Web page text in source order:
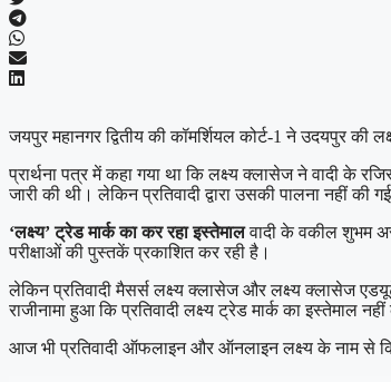
जयपुर महानगर द्वितीय की कॉमर्शियल कोर्ट-1 ने उदयपुर
प्रार्थना पत्र में कहा गया था कि लक्ष्य क्लासेज ने वादी के
जारी की थी। लेकिन प्रतिवादी द्वारा उसकी पालना नहीं की
‘लक्ष्य’ ट्रेड मार्क का कर रहा इस्तेमालवादी के वकील शुभम
परीक्षाओं की पुस्तकें प्रकाशित कर रही है।
लेकिन प्रतिवादी मैसर्स लक्ष्य क्लासेज और लक्ष्य क्लासेज
राजीनामा हुआ कि प्रतिवादी लक्ष्य ट्रेड मार्क का इस्तेमाल
आज भी प्रतिवादी ऑफलाइन और ऑनलाइन लक्ष्य के नाम से